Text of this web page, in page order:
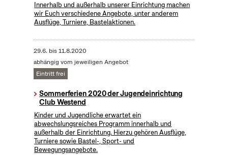
Innerhalb und außerhalb unserer Einrichtung machen
wir Euch verschiedene Angebote, unter anderem
Ausflüge, Turniere, Bastelaktionen.
29.6. bis11.8.2020
abhängig vom jeweiligen Angebot
Eintritt frei
Sommerferien 2020 der Jugendeinrichtung
Club Westend
Kinder und Jugendliche erwartet ein
abwechslungsreiches Programm innerhalb und
außerhalb der Einrichtung. Hierzu gehören Ausflüge,
Turniere sowie Bastel-, Sport- und
Bewegungsangebote.